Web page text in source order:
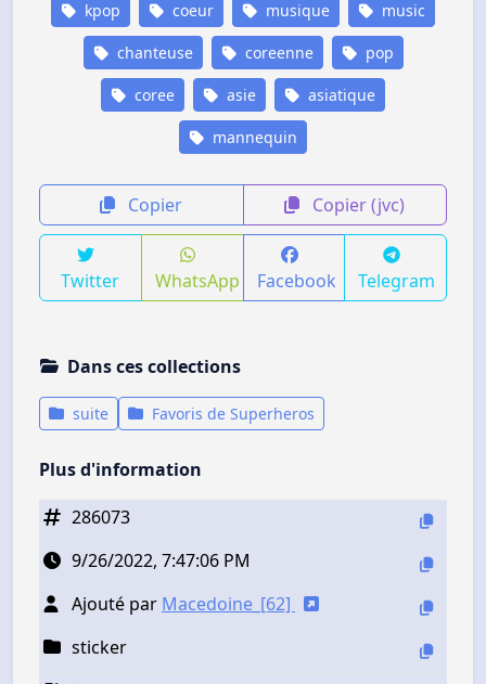
kpop coeur musique music
chanteuse coreenne pop
coree asie asiatique
mannequin
Copier Copier (jvc)
Twitter WhatsApp Facebook Telegram
Dans ces collections
suite Favoris de Superheros
Plus d'information
286073
9/26/2022, 7:47:06 PM
Ajouté par Macedoine_[62]
sticker